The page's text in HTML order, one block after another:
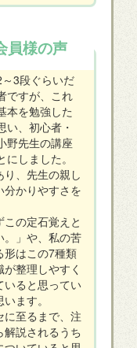
員様の声
3段ぐらいだ
ですが、これ
本を勉強した
い、初心者・
野先生の講座
しました。
、先生の親し
かりやすさを
の定石覚えと
。」や、私の苦
形はこの7種類
整理しやすく
いると思ってい
ます。
至るまで、注
説されるうち